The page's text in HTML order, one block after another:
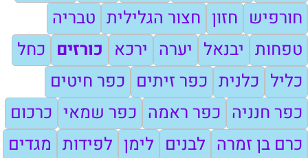
חורפיש חזון חצור הגלילית טבריה
טפחות יבנאל יערה ירכא כורזים כחל
כליל כלנית כפר זיתים כפר חיטים
כפר חנניה כפר ראמה כפר שמאי כרכום
כרם בן זמרה לבנים לימן לפידות מגדים